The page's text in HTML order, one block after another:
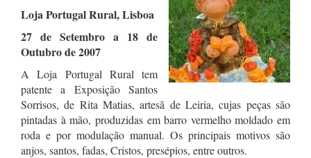
Loja Portugal Rural, Lisboa
27 de Setembro a 18 de
Outubro de 2007
A Loja Portugal Rural tem
patente a Exposição Santos
Sorrisos, de Rita Matias, artesã de Leiria, cujas peças são
pintadas à mão, produzidas em barro vermelho moldado em
roda e por modulação manual. Os principais motivos são
anjos, santos, fadas, Cristos, presépios, entre outros.